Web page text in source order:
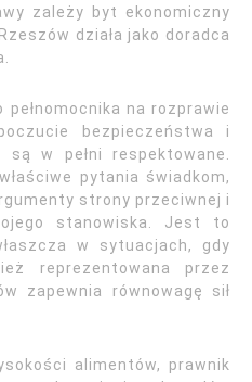
zależy byt ekonomiczny
działa jako doradca
na rozprawie
bezpieczeństwa i
w pełni respektowane.
pytania świadkom,
strony przeciwnej i
stanowiska. Jest to
w sytuacjach, gdy
reprezentowana przez
zapewnia równowagę sił
alimentów, prawnik